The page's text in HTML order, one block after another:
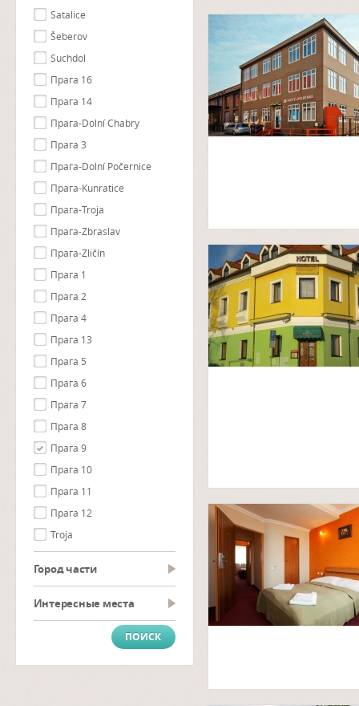
Satalice
Šeberov
Suchdol
Прага 16
Прага 14
Прага-Dolní Chabry
Прага 3
Прага-Dolní Počernice
Прага-Kunratice
Прага-Troja
Прага-Zbraslav
Прага-Zličín
Прага 1
Прага 2
Прага 4
Прага 13
Прага 5
Прага 6
Прага 7
Прага 8
Прага 9
Прага 10
Прага 11
Прага 12
Troja
Город части
Интересные места